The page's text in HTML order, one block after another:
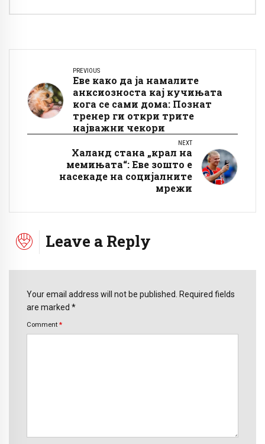
PREVIOUS
Еве како да ја намалите
анксиозноста кај кучињата
кога се сами дома: Познат
тренер ги откри трите
најважни чекори
NEXT
Халанд стана „крал на
мемињата“: Еве зошто е
насекаде на социјалните
мрежи
Leave a Reply
Your email address will not be published. Required fields
are marked *
Comment *